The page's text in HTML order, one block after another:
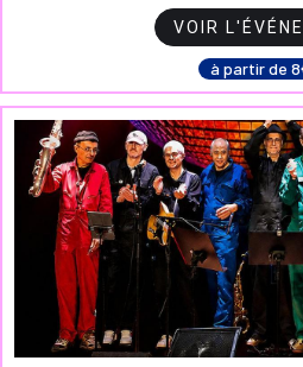
VOIR
à partir de